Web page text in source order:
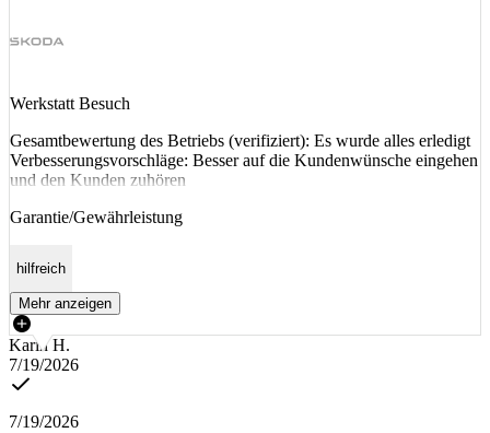
Werkstatt Besuch
Gesamtbewertung des Betriebs (verifiziert): Es wurde alles erledigt
Verbesserungsvorschläge: Besser auf die Kundenwünsche eingehen
und den Kunden zuhören
Garantie/Gewährleistung
hilfreich
Mehr anzeigen
Karin H.
7/19/2026
7/19/2026